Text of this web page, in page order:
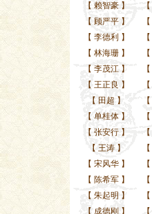
【 赖智豪】 【
【 顾严平】 【
【 李德利 】 【
【 林海珊】 【
【 李茂江】 【
【 王正良 】 【
【 田超 】 【
【 单桂体】 【
【 张安行】 【
【 王涛】 【
【 宋风华】 【
【 陈希军】 【
【 朱起明 】 【
【 成德刚 】 【